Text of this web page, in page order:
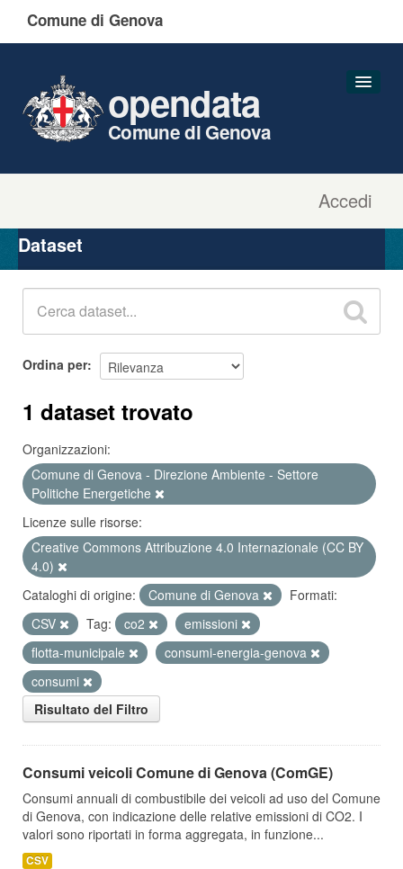
Comune di Genova
Accedi
opendata
Comune di Genova
Organizzazioni
Gruppi
Dataset
Ordina per
1 dataset trovato
Organizzazioni:
Comune di Genova - Direzione Ambiente - Settore
Politiche Energetiche
Licenze sulle risorse:
Creative Commons Attribuzione 4.0 Internazionale (CC BY
4.0)
Cataloghi di origine:
Comune di Genova
Formati:
CSV
Tag: co2
emissioni
flotta-municipale
consumi-energia-genova
consumi
Risultato del Filtro
Consumi veicoli Comune di Genova (ComGE)
Consumi annuali di combustibile dei veicoli ad uso del Comune
di Genova, con indicazione delle relative emissioni di CO2. I
valori sono riportati in forma aggregata, in funzione...
CSV